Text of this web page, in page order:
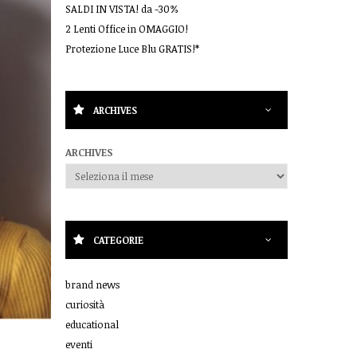
SALDI IN VISTA! da -30%
2 Lenti Office in OMAGGIO!
Protezione Luce Blu GRATIS!*
ARCHIVES
ARCHIVES
CATEGORIE
brand news
curiosità
educational
eventi